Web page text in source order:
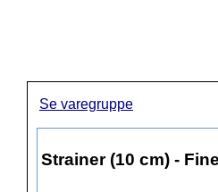
Se varegruppe
Strainer (10 cm) -